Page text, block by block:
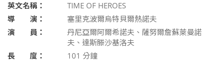
英文名稱：
TIME OF HEROES
導 演：
塞里克波爾烏特貝爾熱諾夫
演 員：
丹尼亞爾阿爾希諾夫、薩努爾詹蘇萊曼諾
夫、達斯滕沙基洛夫
長 度：
101 分鐘